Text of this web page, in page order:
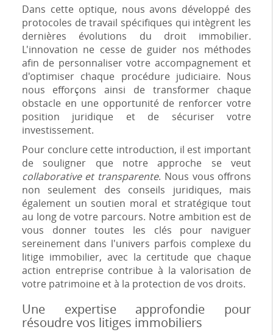
Dans cette optique, nous avons développé des
protocoles de travail spécifiques qui intègrent les
dernières évolutions du droit immobilier.
L'innovation ne cesse de guider nos méthodes
afin de personnaliser votre accompagnement et
d'optimiser chaque procédure judiciaire. Nous
nous efforçons ainsi de transformer chaque
obstacle en une opportunité de renforcer votre
position juridique et de sécuriser votre
investissement.
Pour conclure cette introduction, il est important
de souligner que notre approche se veut
collaborative et transparente. Nous vous offrons
non seulement des conseils juridiques, mais
également un soutien moral et stratégique tout
au long de votre parcours. Notre ambition est de
vous donner toutes les clés pour naviguer
sereinement dans l'univers parfois complexe du
litige immobilier, avec la certitude que chaque
action entreprise contribue à la valorisation de
votre patrimoine et à la protection de vos droits.
Une expertise approfondie pour
résoudre vos litiges immobiliers